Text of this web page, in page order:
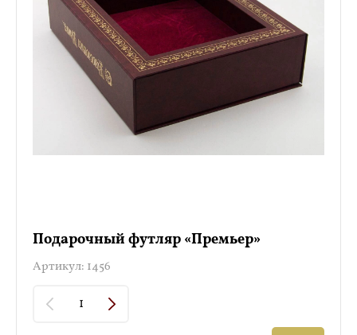
Подарочный футляр «Премьер»
Артикул: 1456